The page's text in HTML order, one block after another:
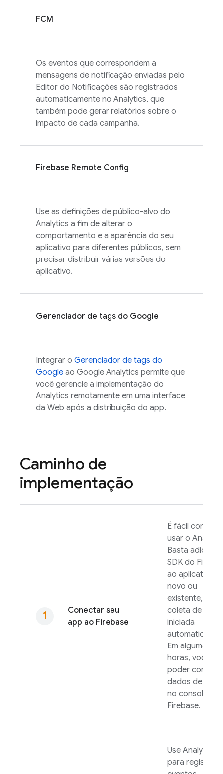
FCM
Os eventos que correspondem a
mensagens de notificação enviadas pelo
Editor do Notificações são registrados
automaticamente no Analytics, que
também pode gerar relatórios sobre o
impacto de cada campanha.
Firebase Remote Config
Use as definições de público-alvo do
Analytics a fim de alterar o
comportamento e a aparência do seu
aplicativo para diferentes públicos, sem
precisar distribuir várias versões do
aplicativo.
Gerenciador de tags do Google
Integrar o Gerenciador de tags do
Google ao Google Analytics permite que
você gerencie a implementação do
Analytics remotamente em uma interface
da Web após a distribuição do app.
Caminho de
implementação
Conectar seu
app ao Firebase
É fácil
usar o
Basta
SDK do
ao aplicativo
novo ou
existente, e a
coleta de
iniciada
Em algumas
horas, você vai
poder conferir
dados de
no console do
Firebase.
Use Analytics
para registrar